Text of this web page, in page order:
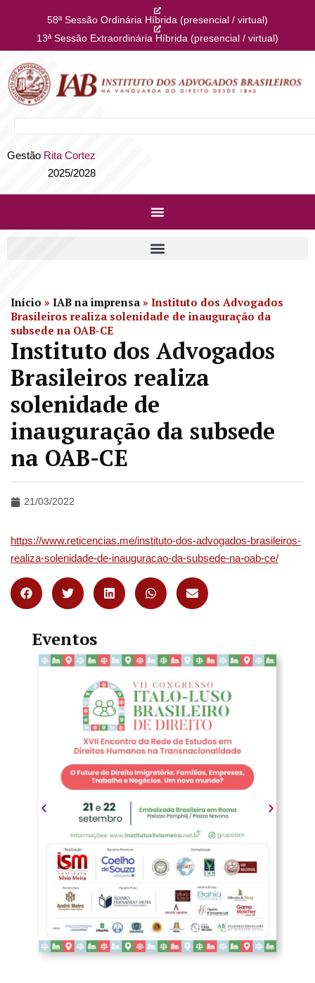
58ª Sessão Ordinária Híbrida (presencial / virtual)
13ª Sessão Extraordinária Híbrida (presencial / virtual)
Gestão Rita Cortez
2025/2028
Início » IAB na imprensa » Instituto dos Advogados
Brasileiros realiza solenidade de inauguração da
subsede na OAB-CE
Instituto dos Advogados
Brasileiros realiza
solenidade de
inauguração da subsede
na OAB-CE
21/03/2022
https://www.reticencias.me/instituto-dos-advogados-brasileiros-
realiza-solenidade-de-inauguracao-da-subsede-na-oab-ce/
Eventos